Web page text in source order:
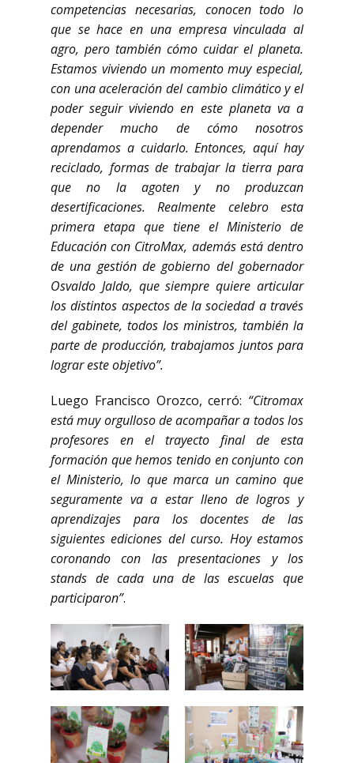
competencias necesarias, conocen todo lo
que se hace en una empresa vinculada al
agro, pero también cómo cuidar el planeta.
Estamos viviendo un momento muy especial,
con una aceleración del cambio climático y el
poder seguir viviendo en este planeta va a
depender mucho de cómo nosotros
aprendamos a cuidarlo. Entonces, aquí hay
reciclado, formas de trabajar la tierra para
que no la agoten y no produzcan
desertificaciones. Realmente celebro esta
primera etapa que tiene el Ministerio de
Educación con CitroMax, además está dentro
de una gestión de gobierno del gobernador
Osvaldo Jaldo, que siempre quiere articular
los distintos aspectos de la sociedad a través
del gabinete, todos los ministros, también la
parte de producción, trabajamos juntos para
lograr este objetivo”.
Luego Francisco Orozco, cerró: “Citromax
está muy orgulloso de acompañar a todos los
profesores en el trayecto final de esta
formación que hemos tenido en conjunto con
el Ministerio, lo que marca un camino que
seguramente va a estar lleno de logros y
aprendizajes para los docentes de las
siguientes ediciones del curso. Hoy estamos
coronando con las presentaciones y los
stands de cada una de las escuelas que
participaron”.